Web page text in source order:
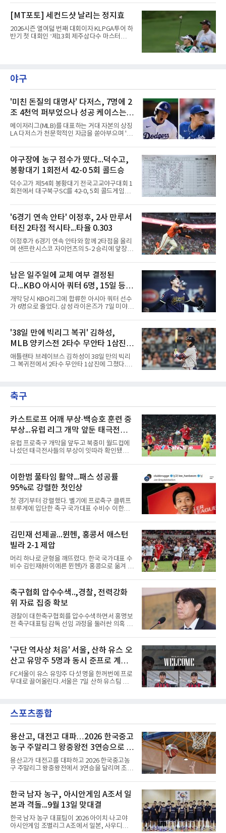
제주도 서귀포시에 위치한 테디밸리 골프앤리조
트(파72/6,767야드)에서 열리고 있다.8일 현재
3라운드 경기가 펼쳐지고 있다.한아름이 1번 홀
에서 경기하고 있다.
[MT포토] 세컨드샷 날리는 정지효
2026시즌 열여덟 번째 대회이자 KLPGA투어 하
반기 첫 대회인 ‘제13회 제주삼다수 마스터
에서 경기하고 있다.
야구
'미친 돈질의 대명사' 다저스, 7명에 2
조 4천억 퍼부었으나 성공 케이스는
오타니와 야마모토뿐
메이저리그(MLB)를 대표하는 거대 자본의 상징
LA 다저스가 천문학적인 자금을 쏟아부으며 '스
모에 턱없이 못 미치는 초라한 수준에 머물고 있
다. 막대한 페이롤을 무기로 리그 전체의 판도를
뒤흔들겠다는 전략이었지만, 실상은 뼈아픈 부
작용만 떠안은 모양새다.다저스가 최근 몇 년간
영입한 주요 슈퍼스타 7명의 계약 총액은 무려
17억 2,300만 달러에 달한다. 현재 환율을 기준
으로 환산하면 약 2조 4200억원이라는 경악스
대했는지를 보여주는 대목이다.그러나 이 엄청
난 투자의 승수 효과는 기대에
야구장에 농구 점수가 떴다...덕수고,
봉황대기 1회전서 42-0 5회 콜드승
덕수고가 제54회 봉황대기 전국고교야구대회 1
회전에서 대구북구SC를 42-0, 5회 콜드게임으
경기에서 덕수고는 1회 5점, 2회 3점, 3회 10점
으로 18-0을 만든 뒤 4회 21점, 5회 3점을 보탰
다. 팀 안타 34개, 볼넷 12개를 기록했다.7번 타
자 유격수 홍주용은 4회 홈런 2개를 포함해 6타
수 6안타 3타점 4득점을 올렸고, 조원빈은 6타
수 6안타 5타점, 박종혁은 5타수 5안타 3타점을
남겼다. 선발 최희성은 5이닝 2피안타 무사사구
20안타 21실점했다.덕수고는 지난 4월 신세계
이마트배와 지난달 대통령배를
'6경기 연속 안타' 이정후, 2사 만루서
터진 2타점 적시타...타율 0.303
이정후가 6경기 연속 안타와 함께 2타점을 올리
며 샌프란시스코 자이언츠의 5-2 승리에 앞장섰
오라클파크에서 열린 2026 MLB 디트로이트 타
이거스전에 2번 타자 우익수로 선발 출전해 3타
수 1안타 1볼넷 2타점 1득점을 기록했다. 시즌
타율은 0.303(402타수 122안타). 1회말 1사에서
상대 선발 카이더 몬테로에게 볼넷을 골라 나간
뒤 라파엘 데버스의 중월 홈런 때 득점했고, 2-2
이던 2회말 2사 만루에서는 몬테로의 3구째 낮
열린 휴스턴 애스트로스전에 9번 타자 2루수로
나서 2타수 1안타를 기록, 타율
남은 일주일에 교체 여부 결정된
다...KBO 아시아 쿼터 6명, 15일 등록
시한이 분수령
개막 당시 KBO리그에 합류한 아시아 쿼터 선수
가 6명으로 줄었다. 삼성 라이온즈가 7일 미야지
입한 결과다.한화 왕옌청과 키움 가나쿠보 유토
는 입지가 확고하다. 왕옌청은 21경기 10승 4패,
평균자책점 3.34로 다승 공동 선두이자 3경기 연
속 퀄리티스타트를 기록 중이다. 가나쿠보는 5
승 4패 13세이브 10홀드, 평균자책점 2.95로 외
국인 최초 10홀드·10세이브를 동시에 달성했
다.kt 스기모토 고키는 전반기 42경기 평균자책
17홀드 공동 선두에 올랐다. SSG 타케다 쇼타도
전반기 1승 7패, 평균자책점
'38일 만에 빅리그 복귀' 김하성,
MLB 양키스전 2타수 무안타 1삼진...
시즌 타율 0.067
애틀랜타 브레이브스 김하성이 38일 만의 빅리
그 복귀전에서 2타수 무안타 1삼진에 그쳤다.김
율은 0.068에서 0.067(75타수 5안타)로 떨어졌
다.2회초 2사 1루에서는 양키스 좌완 선발 맥스
수 뜬공으로 아웃됐고, 5회초에는 루킹 삼진을
당했다. 1-0으로 앞선 8회초 1사에서 대타 도미
닉 스미스와 교체됐다.시즌 후 FA가 되는 김하성
은 올해 1월 빙판길 낙상으로 오른손 중지 힘줄
이 파열돼 5월 중순 복귀했고, 동계 훈련 부족 여
파로 부진이 이어졌다. 지난달
축구
카스트로프 어깨 부상·백승호 훈련 중
부상...유럽 리그 개막 앞둔 태극전사
악재
유럽 프로축구 개막을 앞두고 북중미 월드컵에
나섰던 태극전사들의 부상이 잇따라 확인됐다.
일(한국시간) 옌스 카스트로프가 6일 아마추어
팀 로타흐-에게른과의 친선경기에서 어깨를 다
쳐 당분간 출전이 어렵다고 밝혔다. 그는 후반 교
체 투입돼 두 골을 넣었으나 후반 22분 부상으로
물러났다.독일인 아버지와 한국인 어머니 사이
에서 태어난 카스트로프는 측면 미드필더와 측
면 수비가 가능한 자원으로, 월드컵 남아프리카
은 그가 처음이다. 묀헨글라트바흐는 23일 DFB
포칼 1라운드, 29일 라이프치히
이한범 풀타임 활약...패스 성공률
95%로 강렬한 첫인상
첫 경기부터 강렬했다. 벨기에 프로축구 클뤼프
브루게에 입단한 축구 국가대표 수비수 이한범
뽑혔다.이한범은 8일(한국시간) 벨기에 브뤼헤
의 얀 브레이덜 스타디온에서 열린 코르트레이
크와의 2026-2027 벨기에 주필러리그 1라운드
홈 경기에 선발로 나서 경기 종료까지 뛰었다.출
발 자체가 빨랐다. 2026 북중미 월드컵에서 한국
의 조별리그 3경기를 모두 풀타임으로 소화하며
대표팀 중앙 수비의 주축으로 자리 잡은 그는 덴
선발로 곧장 투입돼 90분을 소화하며 팀의 3-0
완승에 힘을 보탰다.기록도
김민재 선제골...뮌헨, 홍콩서 애스턴
빌라 2-1 제압
머리 하나로 균형을 깨뜨렸다. 한국 국가대표 수
비수 김민재(바이에른 뮌헨)가 홍콩으로 옮겨 열
리에 힘을 보탰다.김민재는 7일(현지시간) 홍콩
카이탁 스포츠파크에서 열린 애스턴 빌라(잉글
랜드)와의 친선경기에서 전반 37분 0의 균형을
깨는 골을 넣었다. 톰 비쇼프가 왼쪽 측면에서 올
린 프리킥에 묘하게 머리를 갖다 대 방향을 바꾸
며 골 그물을 흔들었다.흐름은 좋았다. 제주전에
서 주장 완장을 차고 30여 분을 소화했던 그는
로키로 교체됐다.분데스리가 최다 우승팀(35회)
뮌헨은 프리시즌 아시아
축구협회 압수수색..,경찰, 전력강화
위 자료 집중 확보
경찰이 대한축구협회를 압수수색하면서 홍명보
전 축구대표팀 감독 선임 과정을 둘러싼 의혹 규
비판이 홍 전 감독에게 집중됐지만 경찰의 시선
은 다른 곳을 향한다. 성적 부진과 별개로 선임
과정에 부당함이 있었는지가 수사의 본류다.7일
연합뉴스 취재를 종합하면 서울경찰청 광역수사
단 금융범죄수사대는 전날 축구협회 사무실 등
을 압수수색해 감독 선임 관련 자료를 다수 확보
했다. 특히 감독 후보를 검토해 이사회에 추천하
독을 1순위 후보로 정하고 검증한 과정, 이사회
의 최종 승인 경위를 살
'구단 역사상 처음' 서울, 산하 유스 오
산고 유망주 5명과 동시 준프로 계
약...ACL2 겨냥
FC서울이 유스 유망주 다섯 명을 한꺼번에 프로
무대로 끌어올린다.서울은 7일 산하 유스팀 서
현·정현웅과 2학년 정하원이 대상이다.오산고의
성적이 배경이 됐다. 올 시즌 백운기 전국 고등학
컵, K리그 U-17 챔피언십을 잇달아 제패했다.시
기도 맞물렸다. 서울은 9월 시작하는 아시아축
구연맹(AFC) 챔피언스리그2(ACL2)를 앞두고 선
수단 깊이를 더하는 동시에 유스 출신에게 국제
무대 경험을 주려 했다.면면도 다양하다. 측면 공
격수 정현웅은 돌파력이
스포츠종합
용산고, 대전고 대파…2026 한국중고
농구 주말리그 왕중왕전 3연승으로 조
1위 16강 진출
용산고가 대전고를 대파하고 2026 한국중고농
구 주말리그 왕중왕전에서 3연승을 달리며 조 1
우슬체육관에서 열린 대회 남고부 B조 예선 3차
전에서 대전고를 상대로 주전 선수들의 고른 활
약을 앞세워 108-33으로 대승을 거뒀다.용산고
는 배대범이 22점, 김민기가 19점, 이승민이 13
점을 올리며 공격을 이끌었다. 경기 초반부터 주
도권을 잡은 용산고는 일찌감치 승기를 굳히며
대전고에 큰 점수 차 승리를 거뒀다.이로써 용산
한국 남자 농구, 아시안게임 A조서 일
본과 격돌...9월 13일 맞대결
한국 남자 농구 대표팀이 2026 아이치·나고야
아시안게임 조별리그 A조에서 일본, 사우디아라